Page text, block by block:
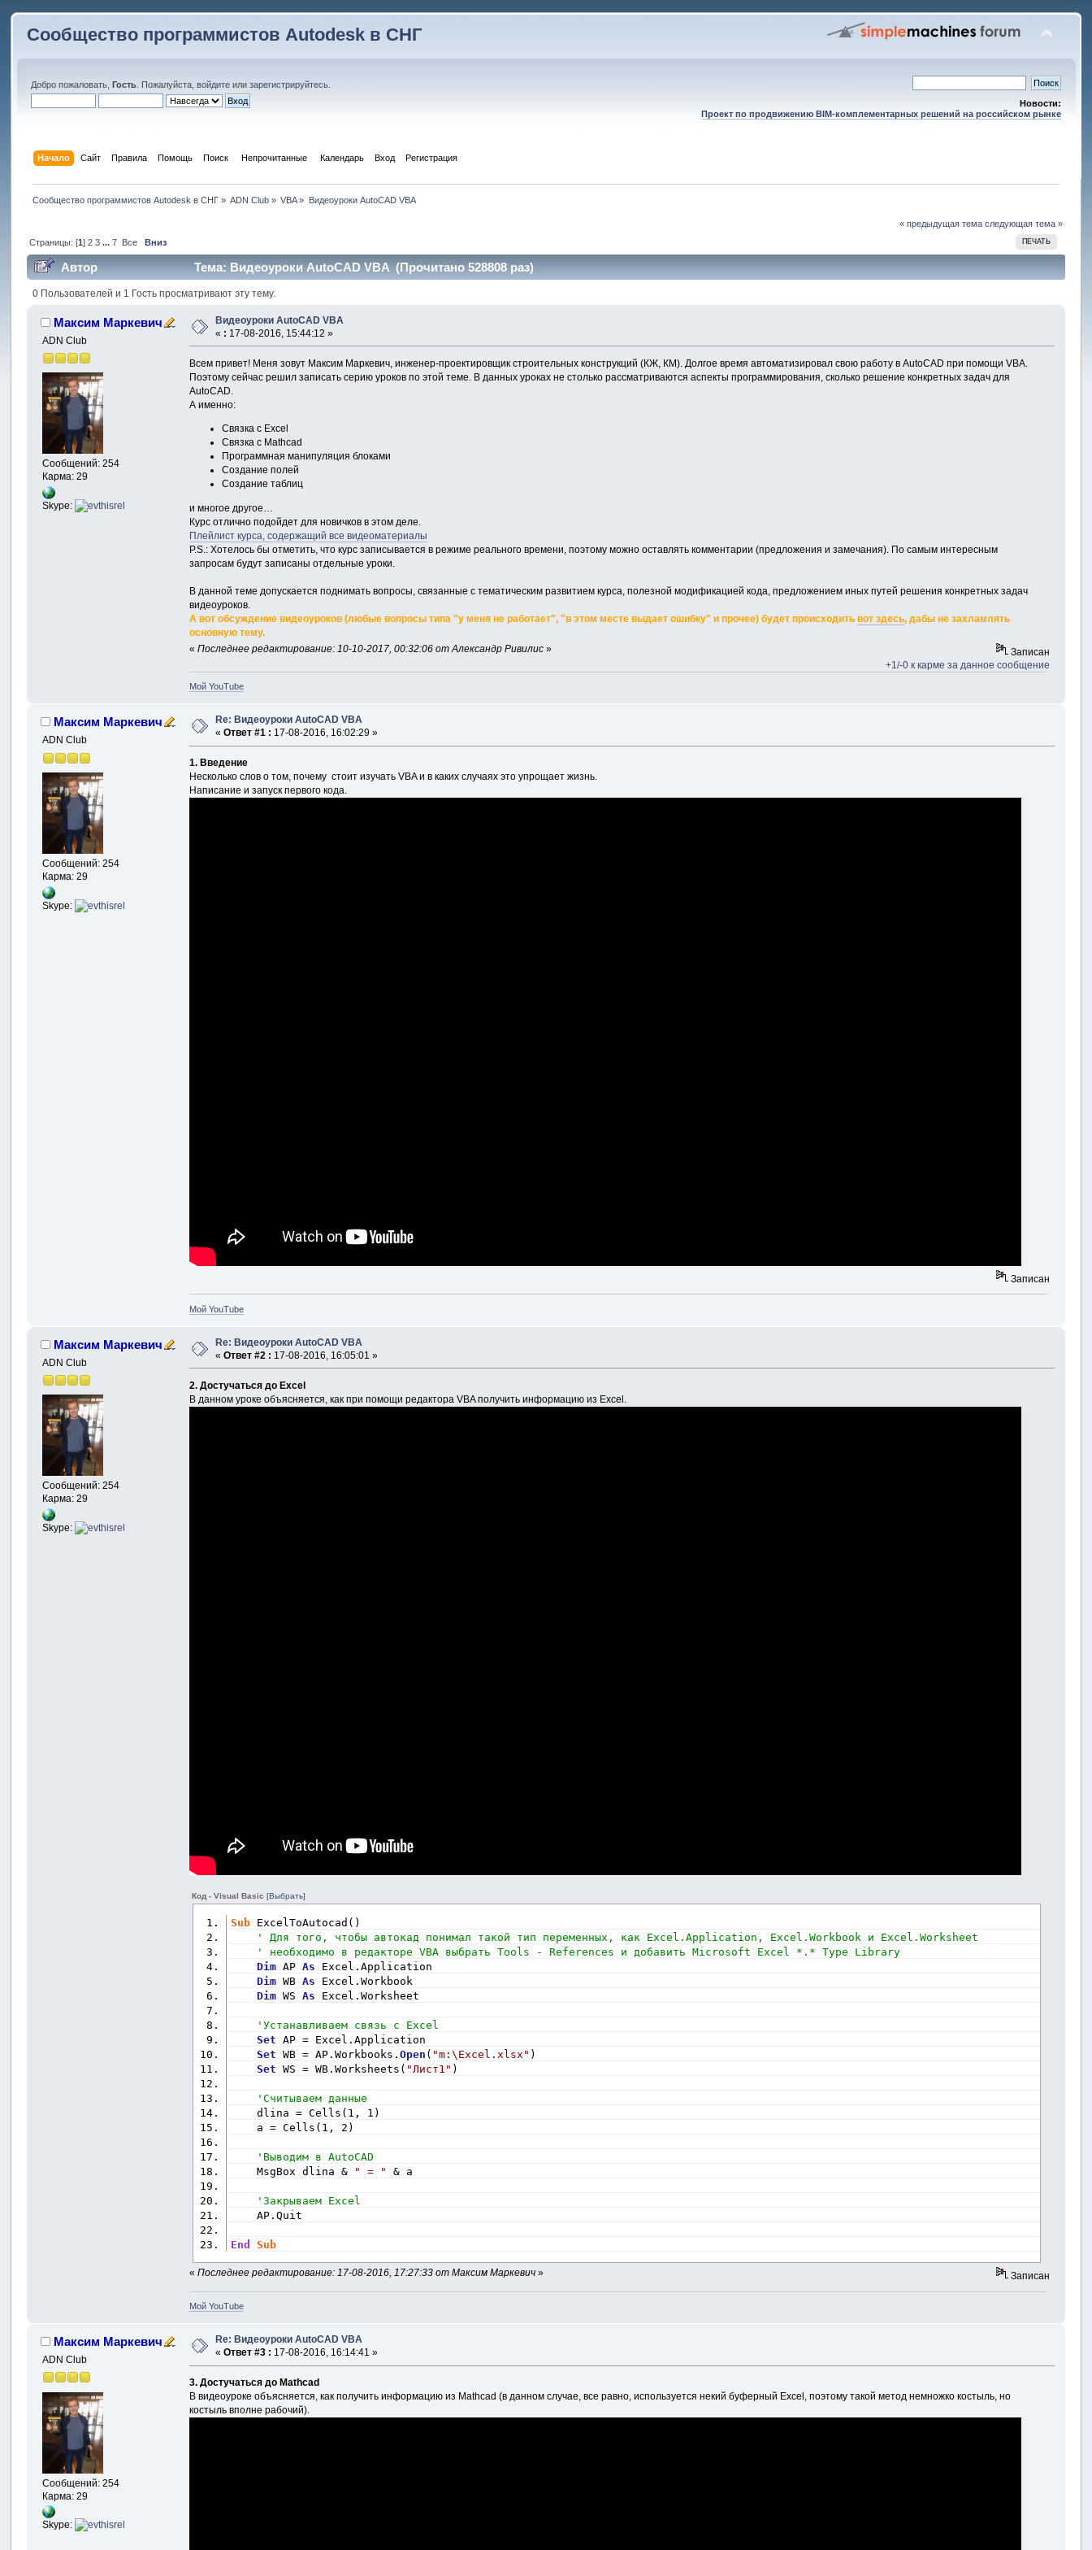
Сообщество программистов Autodesk в СНГ
Добро пожаловать,Гость . Пожалуйста,войдите илизарегистрируйтесь
Новости:
Проект по продвижению BIM-комплементарных решений на российском рынке
Начало Сайт Правила Помощь Поиск Непрочитанные Календарь Вход Регистрация
Сообщество программистов Autodesk в СНГ» ADN Club » VBA» Видеоуроки AutoCAD VBA
« предыдущая тема следующая тема »
ПЕЧАТЬ
Страницы: [1] 2 3 ... 7 Все Вниз
Автор Тема: Видеоуроки AutoCAD VBA (Прочитано 528808 раз)
0 Пользователей и 1 Гость просматривают эту тему.
Максим Маркевич
ADN Club
Сообщений: 254
Карма: 29
Skype:
Видеоуроки AutoCAD VBA
« : 17-08-2016, 15:44:12 »
Всем привет! Меня зовут Максим Маркевич, инженер-проектировщик строительных конструкций (КЖ, КМ). Долгое время автоматизировал свою работу в AutoCAD при помощи VBA.
Поэтому сейчас решил записать серию уроков по этой теме. В данных уроках не столько рассматриваются аспекты программирования, сколько решение конкретных задач для
AutoCAD.
А именно:
Связка с Excel
Связка с Mathcad
Программная манипуляция блоками
Создание полей
Создание таблиц
и многое другое…
Курс отлично подойдет для новичков в этом деле.
Плейлист курса, содержащий все видеоматериалы
P.S.: Хотелось бы отметить, что курс записывается в режиме реального времени, поэтому можно оставлять комментарии (предложения и замечания). По самым интересным
запросам будут записаны отдельные уроки.
В данной теме допускается поднимать вопросы, связанные с тематическим развитием курса, полезной модификацией кода, предложением иных путей решения конкретных задач
видеоуроков.
А вот обсуждение видеоуроков (любые вопросы типа "у меня не работает", "в этом месте выдает ошибку" и прочее) будет происходитьвот здесь, дабы не захламлять
основную тему.
«Последнее редактирование: 10-10-2017, 00:32:06 от Александр Ривилис »
Записан
+1/-0 к карме за данное сообщение
Мой YouTube
Максим Маркевич
ADN Club
Сообщений: 254
Карма: 29
Skype:
Re: Видеоуроки AutoCAD VBA
«Ответ #1 : 17-08-2016, 16:02:29 »
1. Введение
Несколько слов о том, почему стоит изучать VBA и в каких случаях это упрощает жизнь.
Написание и запуск первого кода.
Записан
Мой YouTube
Максим Маркевич
ADN Club
Сообщений: 254
Карма: 29
Skype:
Re: Видеоуроки AutoCAD VBA
«Ответ #2 : 17-08-2016, 16:05:01 »
2. Достучаться до Excel
В данном уроке объясняется, как при помощи редактора VBA получить информацию из Excel.
Код - Visual Basic[Выбрать]
Sub ExcelToAutocad()
' Для того, чтобы автокад понимал такой тип переменных, как Excel.Application, Excel.Workbook и Excel.Worksheet
' необходимо в редакторе VBA выбрать Tools - References и добавить Microsoft Excel *.* Type Library
Dim AP As Excel.Application
Dim WB As Excel.Workbook
Dim WS As Excel.Worksheet
'Устанавливаем связь с Excel
Set AP = Excel.Application
Set WB = AP.Workbooks.Open ( "m:\Excel.xlsx" )
Set WS = WB.Worksheets( "Лист1" )
'Считываем данные
dlina = Cells(1, 1)
a = Cells(1, 2)
'Выводим в AutoCAD
MsgBox dlina &
" = " & a
'Закрываем Excel
AP.Quit
End Sub
«Последнее редактирование: 17-08-2016, 17:27:33 от Максим Маркевич » Записан
Мой YouTube
Максим Маркевич
ADN Club
Сообщений: 254
Карма: 29
Skype:
Re: Видеоуроки AutoCAD VBA
«Ответ #3 : 17-08-2016, 16:14:41 »
3. Достучаться до Mathcad
В видеоуроке объясняется, как получить информацию из Mathcad (в данном случае, все равно, используется некий буферный Excel, поэтому такой метод немножко костыль, но
костыль вполне рабочий).